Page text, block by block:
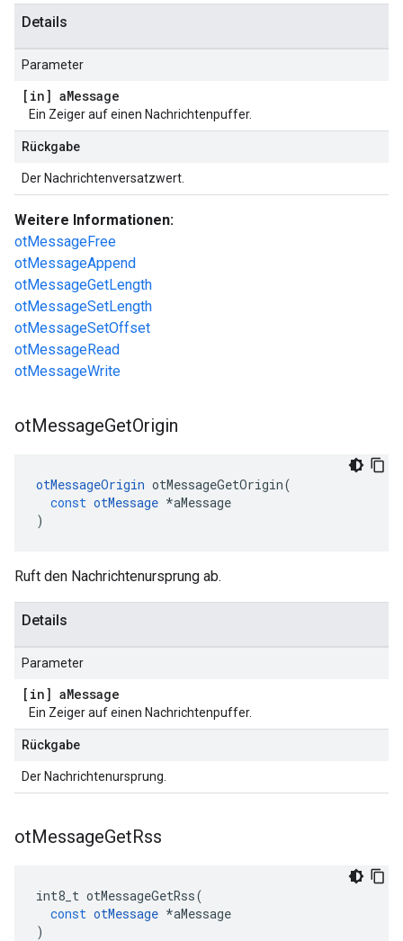
Details
Parameter
[in] aMessage
Ein Zeiger auf einen Nachrichtenpuffer.
Rückgabe
Der Nachrichtenversatzwert.
Weitere Informationen:
otMessageFree
otMessageAppend
otMessageGetLength
otMessageSetLength
otMessageSetOffset
otMessageRead
otMessageWrite
otMessageGetOrigin
otMessageOrigin otMessageGetOrigin(
const otMessage *aMessage
)
Ruft den Nachrichtenursprung ab.
Details
Parameter
[in] aMessage
Ein Zeiger auf einen Nachrichtenpuffer.
Rückgabe
Der Nachrichtenursprung.
otMessageGetRss
int8_t otMessageGetRss(
const otMessage *aMessage
)